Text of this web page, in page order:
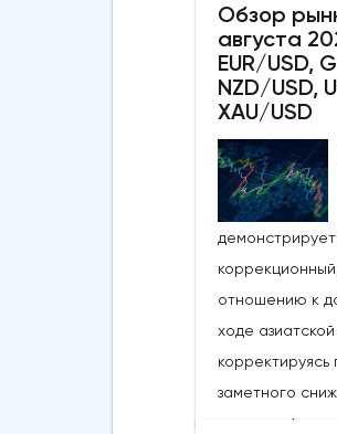
Обзор
августа
EUR/USD,
NZD/USD,
XAU/USD
отношению к
ходе азиатской
корректируясь
заметного
которое было